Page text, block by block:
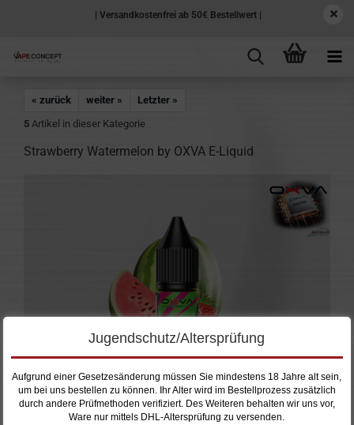
| Versandkostenfrei ab 50€ Bestellwert |
Jugendschutz/Altersprüfung
Aufgrund einer Gesetzesänderung müssen Sie mindestens 18 Jahre alt sein,
um bei uns bestellen zu können. Ihr Alter wird im Bestellprozess zusätzlich
durch andere Prüfmethoden verifiziert. Des Weiteren behalten wir uns vor,
Ware nur mittels DHL-Altersprüfung zu versenden.
« zurück weiter »
Letzter »
5 Artikel in dieser Kategorie
Strawberry Watermelon by OXVA E-Liquid